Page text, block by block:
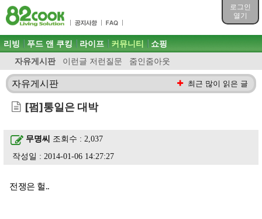
로그인
열기
목차
주메뉴 바로가기
컨텐츠 바로가기
검색 바로가기
로그인 바로가기
주메뉴
리빙 푸드 앤 쿠킹 라이프 커뮤니티
자유게시판 이런글 저런질문 줌인줌아웃
쇼핑
자유게시판 최근 많이 읽은 글
[펌]통일은 대박
무명씨 조회수 : 2,037
작성일 : 2014-01-06 14:27:27
전쟁은 헐..